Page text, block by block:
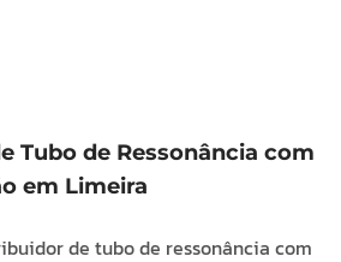
Tubo de Ressonância com
em Limeira
de tubo de ressonância com